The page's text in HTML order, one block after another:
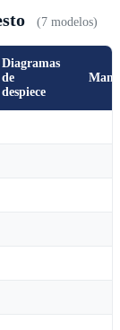
(7 modelos)
Diagramas
de
despiece